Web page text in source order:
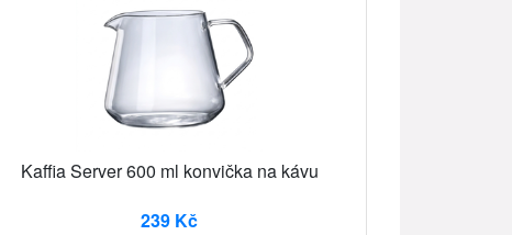
Kaffia Server 600 ml konvička na kávu
239 Kč